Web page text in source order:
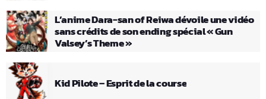
L’anime Dara-san of Reiwa dévoile une vidéo
sans crédits de son ending spécial « Gun
Valsey’s Theme »
Kid Pilote – Esprit de la course